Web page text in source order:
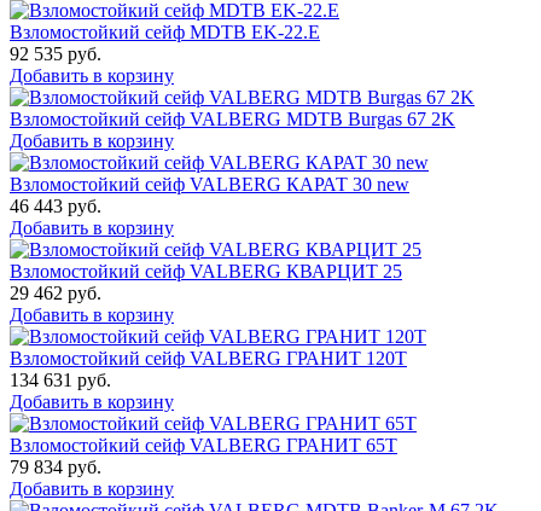
Взломостойкий сейф MDTB EK-22.E
92 535 руб.
Добавить в корзину
Взломостойкий сейф VALBERG MDTB Burgas 67 2K
Добавить в корзину
Взломостойкий сейф VALBERG КАРАТ 30 new
46 443 руб.
Добавить в корзину
Взломостойкий сейф VALBERG КВАРЦИТ 25
29 462 руб.
Добавить в корзину
Взломостойкий сейф VALBERG ГРАНИТ 120Т
134 631 руб.
Добавить в корзину
Взломостойкий сейф VALBERG ГРАНИТ 65Т
79 834 руб.
Добавить в корзину